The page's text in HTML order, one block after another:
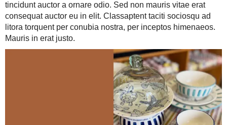
tincidunt auctor a ornare odio. Sed non mauris vitae erat
consequat auctor eu in elit. Classaptent taciti sociosqu ad
litora torquent per conubia nostra, per inceptos himenaeos.
Mauris in erat justo.